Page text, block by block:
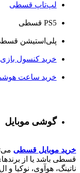
لپ‌تاپ قسطی
PS5 قسطی
پلی‌استیشن
خرید کنسول
خرید ساعت
گوشی موبایل
خرید موبایل قسطی
قسطی باشد یا از
ناتینگ، هوآوی، نوکیا